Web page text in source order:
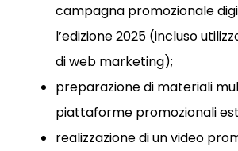
campagna promozionale
l’edizione 2025 (incluso
di web marketing);
preparazione di materiali
piattaforme promozionali
realizzazione di un video